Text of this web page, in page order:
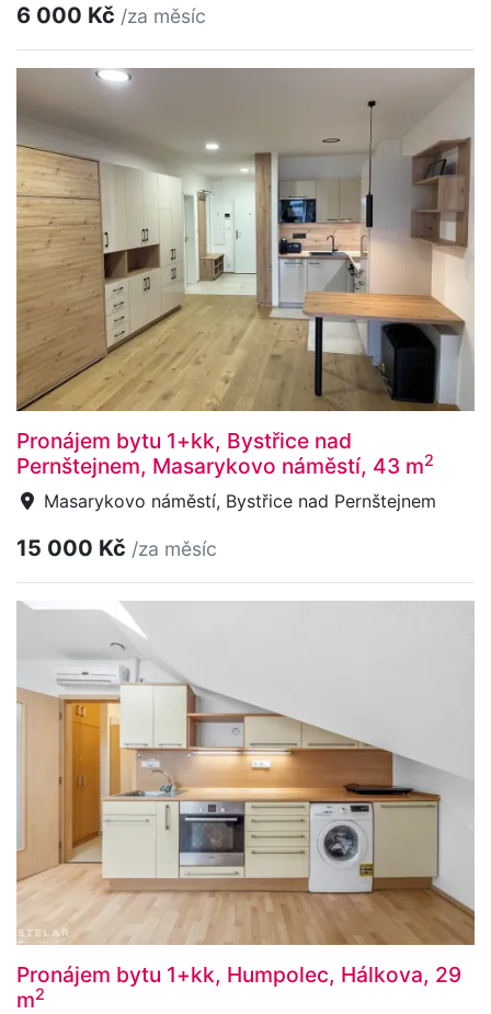
6 000 Kč /za měsíc
Pronájem bytu 1+kk, Bystřice nad
Pernštejnem, Masarykovo náměstí, 43 m2
Masarykovo náměstí, Bystřice nad Pernštejnem
15 000 Kč /za měsíc
Pronájem bytu 1+kk, Humpolec, Hálkova, 29
m2